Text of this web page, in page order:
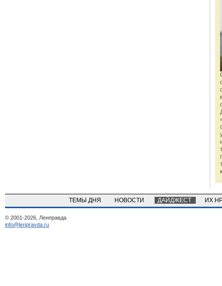
ТЕМЫ ДНЯ НОВОСТИ ДАЙДЖЕСТ ИХ
© 2001-2026, Ленправда
info@lenpravda.ru